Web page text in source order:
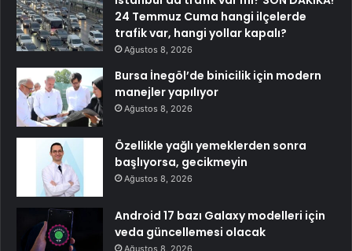
24 Temmuz Cuma hangi ilçelerde
trafik var, hangi yollar kapalı?
Ağustos 8, 2026
Bursa İnegöl’de binicilik için modern
manejler yapılıyor
Ağustos 8, 2026
Özellikle yağlı yemeklerden sonra
başlıyorsa, gecikmeyin
Ağustos 8, 2026
Android 17 bazı Galaxy modelleri için
veda güncellemesi olacak
Ağustos 8, 2026